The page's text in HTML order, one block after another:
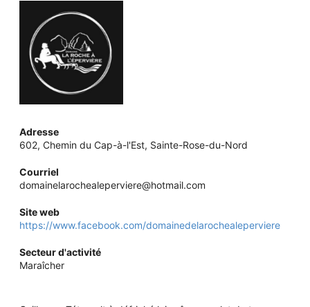
Adresse
602, Chemin du Cap-à-l'Est, Sainte-Rose-du-Nord
Courriel
domainelarochealeperviere@hotmail.com
Site web
https://www.facebook.com/domainedelarochealeperviere
Secteur d'activité
Maraîcher